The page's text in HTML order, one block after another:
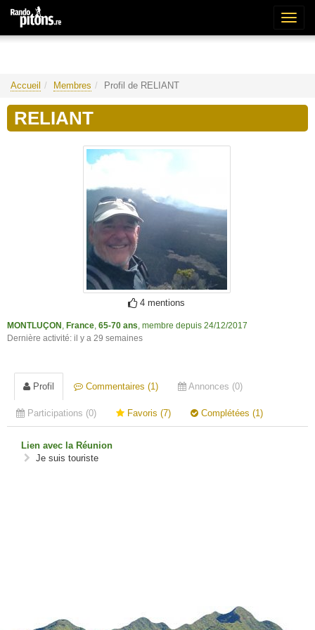
Accueil Membres Profil de RELIANT
RELIANT
4 mentions
MONTLUÇON France 65-70 ans , membre depuis 24/12/2017
Dernière activité: il y a 29 semaines
Profil Commentaires (1) Annonces (0)
Participations (0) Favoris (7) Complétées (1)
Lien avec la Réunion
Je suis touriste